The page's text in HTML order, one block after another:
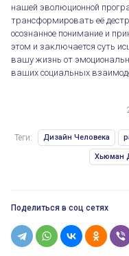
нашей эволюционной
трансформировать её
осознанное понимание и
этом и заключается суть
вашу жизнь от
ваших социальных
Теги: Дизайн Человека
Хьюман
Поделиться в соц сетях